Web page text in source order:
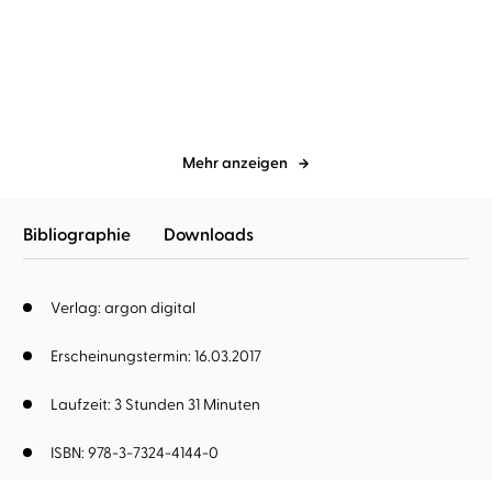
Mehr anzeigen
Bibliographie Downloads
Verlag: argon digital
Erscheinungstermin: 16.03.2017
Laufzeit: 3 Stunden 31 Minuten
ISBN: 978-3-7324-4144-0